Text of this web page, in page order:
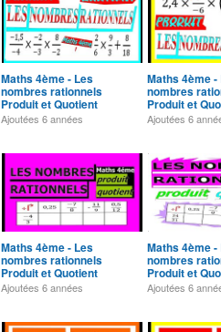
Maths 4ème - Les
nombres rationnels
Produit et Quotient
Exercice 12
Ajoutées 6 années
Maths 4ème -
nombres
Produit et
Exercice 13
Ajoutées 6
Maths 4ème - Les
nombres rationnels
Produit et Quotient
Exercice 17
Ajoutées 6 années
Maths 4ème -
nombres
Produit et
Exercice 18
Ajoutées 6